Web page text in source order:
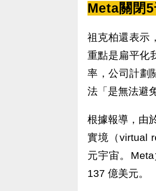
Meta關閉
祖克柏還表示
重點是扁平化
率，公司計劃
法「是無法避
根據報導，由
實境（virtual
元宇宙。
137 億美元。